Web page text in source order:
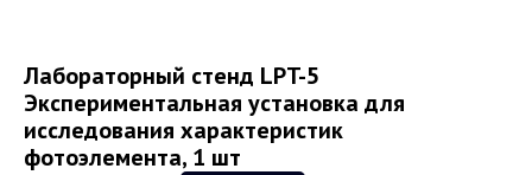
Лабораторный стенд LPT-5
Экспериментальная установка для
исследования характеристик
фотоэлемента, 1 шт